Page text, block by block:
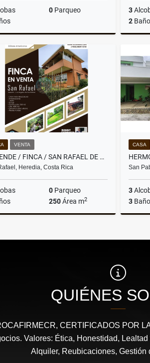
0 Parqueo
US$352,330
3
2
VENTA
SE VENDE / FINCA / SAN RAFAEL DE HEREDIA-- REBAJADA
Heredia, Costa Rica
0 Parqueo
250Área m2
US$297,890
CASA
San
3
3
QUIÉNES
CERTIFICADOS POR
Valores: Ética, Honestidad,
Alquiler, Reubicaciones, Gestión